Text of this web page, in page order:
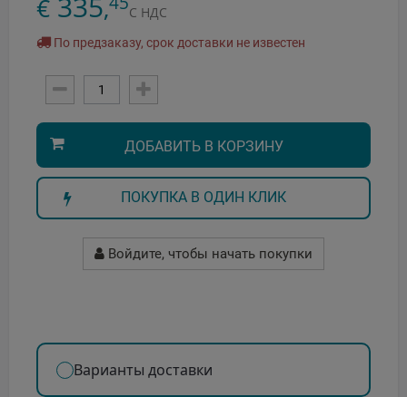
€ , С НДС
По предзаказу, срок доставки не известен
ДОБАВИТЬ В КОРЗИНУ
ПОКУПКА В ОДИН КЛИК
Войдите, чтобы начать покупки
Варианты доставки